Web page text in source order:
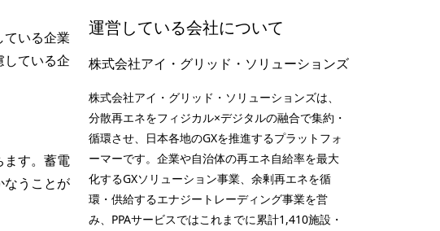
いる企業
ている企
ます。蓄電
なうことが
運営している会社について
株式会社アイ・グリッド・ソリューションズ
株式会社アイ・グリッド・ソリューションズは、
分散再エネをフィジカル×デジタルの融合で集約・
循環させ、日本各地のGXを推進するプラットフォ
ーマーです。企業や自治体の再エネ自給率を最大
化するGXソリューション事業、余剰再エネを循
環・供給するエナジートレーディング事業を営
み、PPAサービスではこれまでに累計1,410施設・